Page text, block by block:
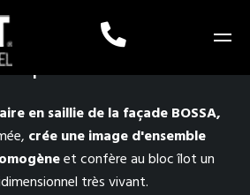
| CONCRETE
en saillie de la façade BOSSA,
crée une image d'ensemble
et confère au bloc îlot un
très vivant.